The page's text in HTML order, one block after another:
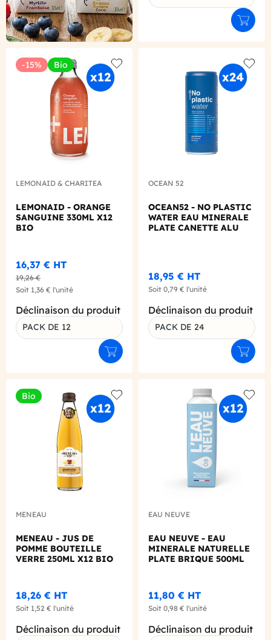
-15% Bio
Add to wishlist
LEMONAID & CHARITEA
LEMONAID - ORANGE
SANGUINE 330ML X12
BIO
16,37 € HT
19,26 €
Soit 1,36 € l'unité
Déclinaison du produit
PACK DE 12
Ajouter au panier
Add
OCEAN 52
OCEAN52 - NO PLASTIC
WATER EAU MINERALE
PLATE CANETTE ALU
18,95 € HT
Soit 0,79 € l'unité
Déclinaison du produit
PACK DE 24
Bio
Add to wishlist
MENEAU
MENEAU - JUS DE
POMME BOUTEILLE
VERRE 250ML X12 BIO
18,26 € HT
Soit 1,52 € l'unité
Déclinaison du produit
Add
EAU NEUVE
EAU NEUVE - EAU
MINERALE NATURELLE
PLATE BRIQUE 500ML
11,80 € HT
Soit 0,98 € l'unité
Déclinaison du produit